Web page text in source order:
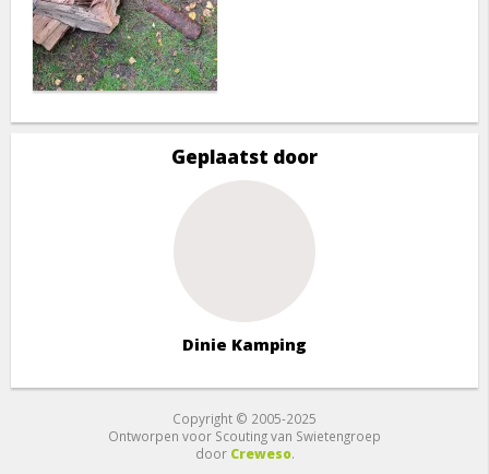
Geplaatst door
Dinie Kamping
Copyright © 2005-2025
Ontworpen voor Scouting van Swietengroep
door Creweso.